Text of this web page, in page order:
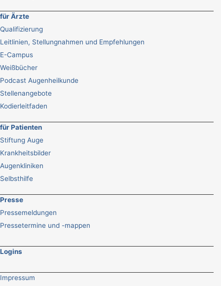
für Ärzte
Qualifizierung
Leitlinien, Stellungnahmen und Empfehlungen
E-Campus
Weißbücher
Podcast Augenheilkunde
Stellenangebote
Kodierleitfaden
für Patienten
Stiftung Auge
Krankheitsbilder
Augenkliniken
Selbsthilfe
Presse
Pressemeldungen
Pressetermine und -mappen
Logins
Impressum